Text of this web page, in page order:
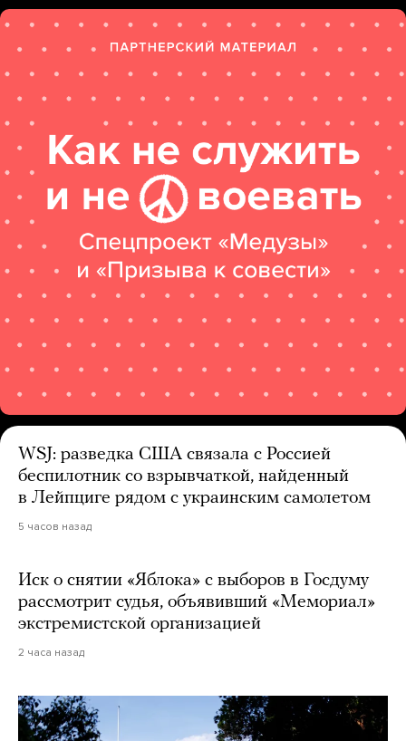
WSJ: разведка США связала с Россией
беспилотник со взрывчаткой, найденный
в Лейпциге рядом с украинским самолетом
5 часов назад
Иск о снятии «Яблока» с выборов в Госдуму
рассмотрит судья, объявивший «Мемориал»
экстремистской организацией
2 часа назад